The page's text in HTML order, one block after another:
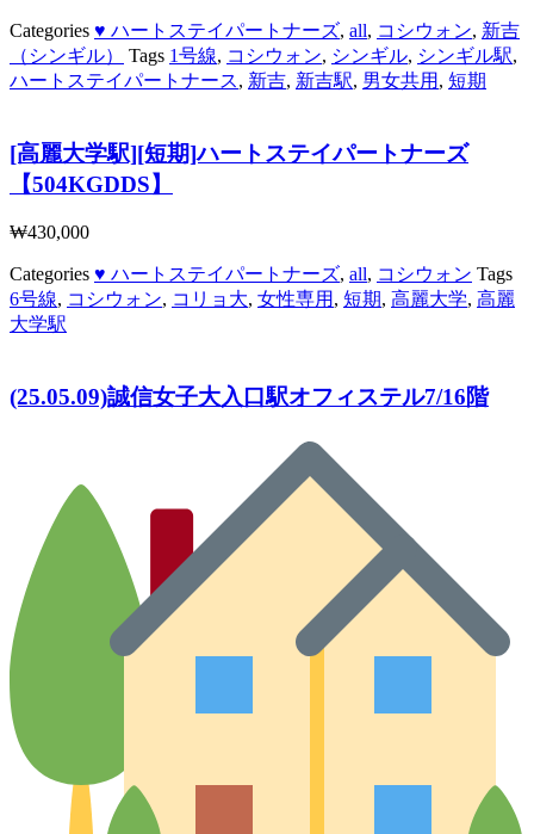
Categories ♥ ハートステイパートナーズ, all, コシウォン, 新吉
（シンギル）
Tags 1号線, コシウォン, シンギル, シンギル駅,
ハートステイパートナース, 新吉, 新吉駅, 男女共用 , 短期
[高麗大学駅][短期]ハートステイパートナーズ
【504KGDDS】
₩430,000
Categories ♥ ハートステイパートナーズ, all, コシウォン Tags
6号線, コシウォン, コリョ大, 女性専用 , 短期, 高麗大学, 高麗
大学駅
(25.05.09)誠信女子大入口駅オフィステル7/16階